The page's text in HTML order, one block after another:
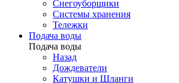
Снегоуборщики
Системы хранения
Тележки
Подача воды
Подача воды
Назад
Дождеватели
Катушки и Шланги